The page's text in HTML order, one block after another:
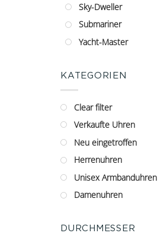
Sky-Dweller
Submariner
Yacht-Master
KATEGORIEN
Clear filter
Verkaufte Uhren
Neu eingetroffen
Herrenuhren
Unisex Armbanduhren
Damenuhren
DURCHMESSER